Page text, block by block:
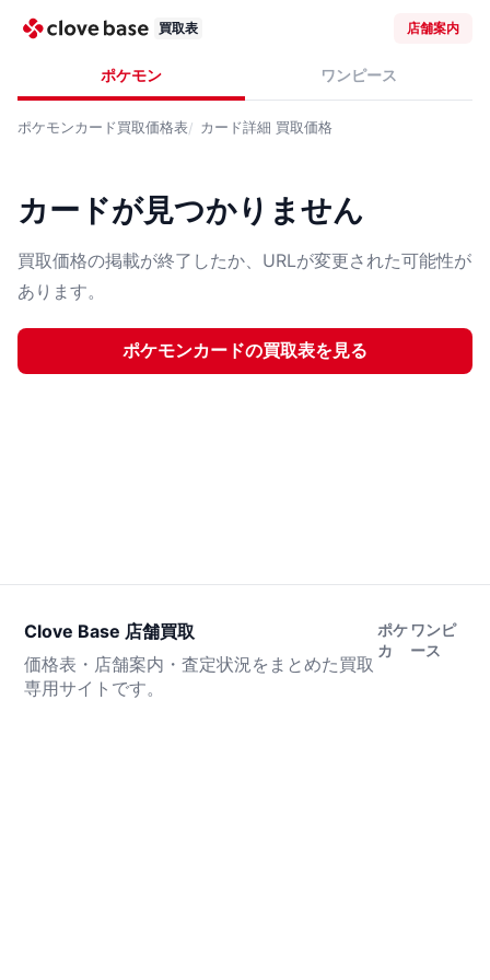
買取表 店舗案内
ポケモン ワンピース
ポケモンカード買取価格表 カード詳細 買取価格
カードが見つかりません
買取価格の掲載が終了したか、URLが変更された可能性が
あります。
ポケモンカードの買取表を見る
Clove Base 店舗買取
価格表・店舗案内・査定状況をまとめた買取
専用サイトです。
ポケ
カ
ワンピ
ース